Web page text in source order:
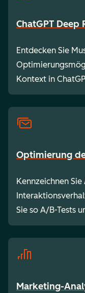
ChatGPT Deep
Entdecken Sie
Kontext in
Optimierung
Kennzeichnen
Sie so A/B-Tests
Marketing-